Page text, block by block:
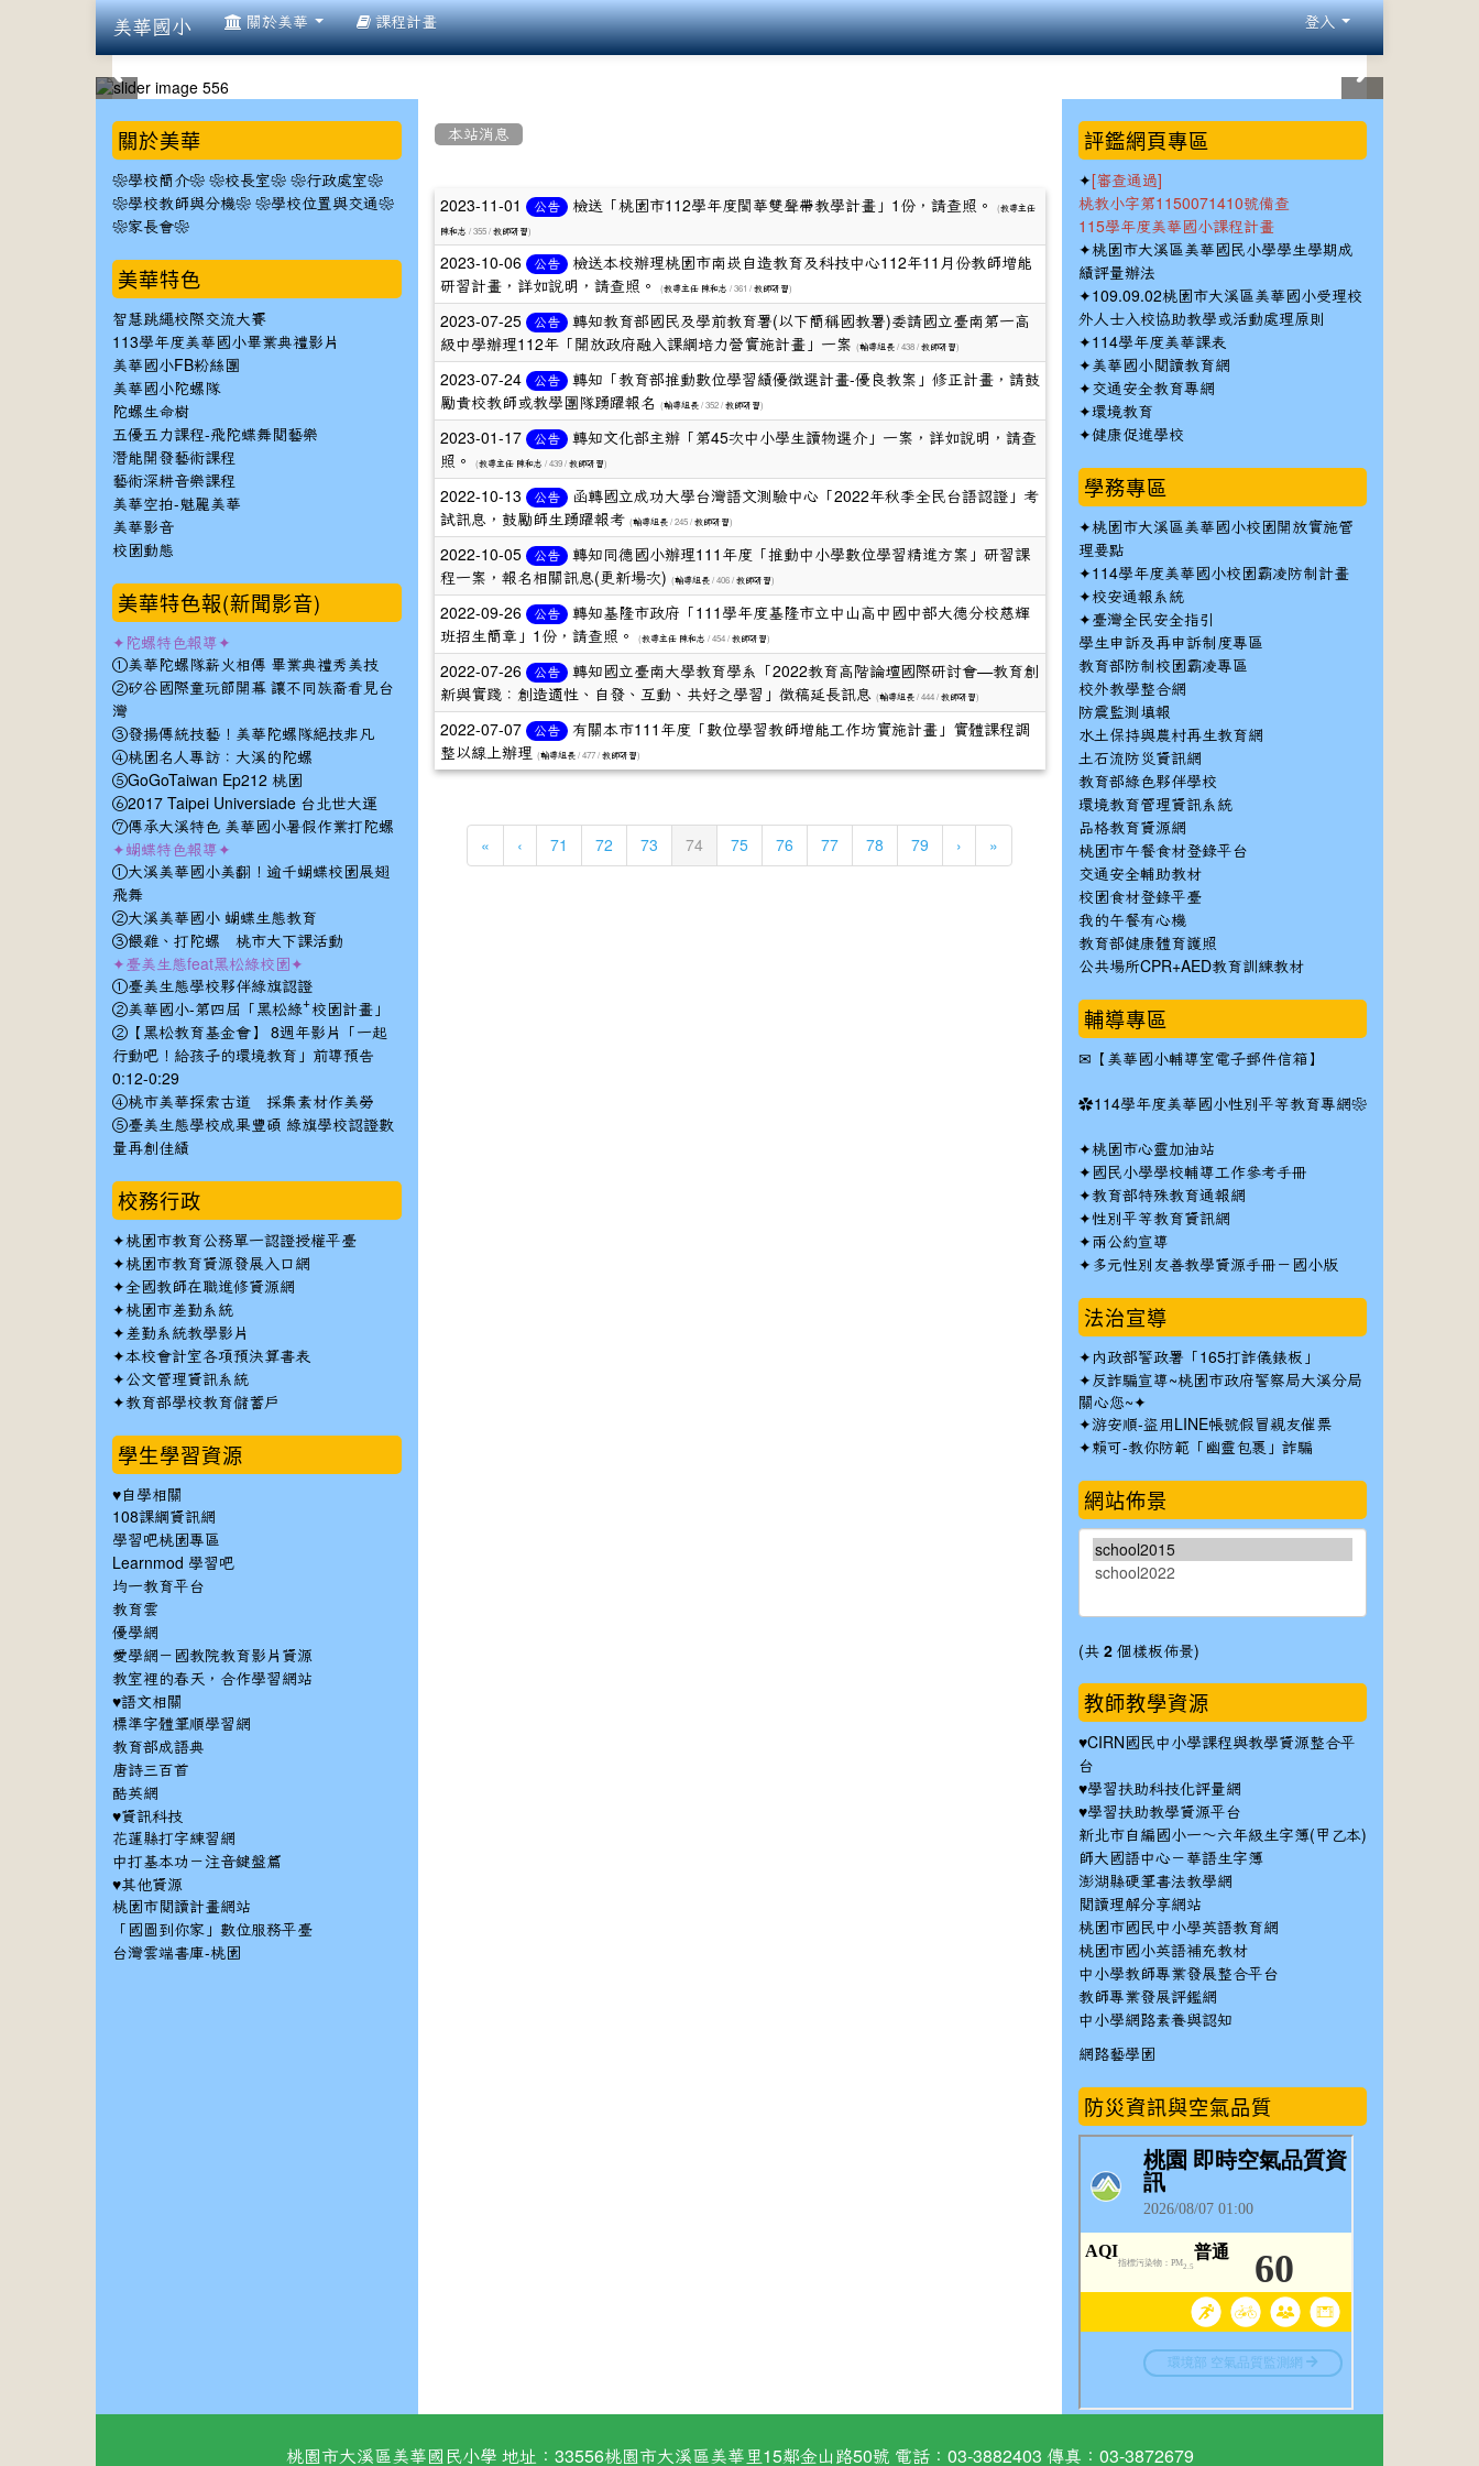
美華國小 關於美華 課程計畫 登入
本站消息
文
章
列
表
2023-11-01 公告 檢送「桃園市112學年度閩華雙聲帶教學計畫」1份，請查照。 (教導主任
陳和志 / 355 / 教師研習)
2023-10-06 公告
檢送本校辦理桃園市南崁自造教育及科技中心112年11月份教師增能
研習計畫，詳如說明，請查照。
(教導主任 陳和志 / 361 / 教師研習)
2023-07-25 公告
轉知教育部國民及學前教育署(以下簡稱國教署)委請國立臺南第一高
級中學辦理112年「開放政府融入課綱培力營實施計畫」一案 (輔導組長/ 438 / 教師研習)
2023-07-24 公告
轉知「教育部推動數位學習績優徵選計畫-優良教案」修正計畫，請鼓
勵貴校教師或教學團隊踴躍報名 (輔導組長/ 352 / 教師研習)
2023-01-17 公告
轉知文化部主辦「第45次中小學生讀物選介」一案，詳如說明，請查
照。
(教導主任 陳和志 / 439 / 教師研習)
2022-10-13 公告
函轉國立成功大學台灣語文測驗中心「2022年秋季全民台語認證」考
試訊息，鼓勵師生踴躍報考 (輔導組長/ 245 / 教師研習)
2022-10-05 公告
轉知同德國小辦理111年度「推動中小學數位學習精進方案」研習課
程一案，報名相關訊息(更新場次) (輔導組長/ 406 / 教師研習)
2022-09-26 公告
轉知基隆市政府「111學年度基隆市立中山高中國中部大德分校慈輝
班招生簡章」1份，請查照。
(教導主任 陳和志 / 454 / 教師研習)
2022-07-26 公告
轉知國立臺南大學教育學系「2022教育高階論壇國際研討會—教育創
新與實踐：創造適性、自發、互動、共好之學習」徵稿延長訊息 (輔導組長/ 444 / 教師研習)
2022-07-07 公告
有關本市111年度「數位學習教師增能工作坊實施計畫」實體課程調
整以線上辦理 (輔導組長/ 477 / 教師研習)
« ‹ 71 72 73 74(current)
75 76 77 78 79 › »
::: 關於美華
❀學校簡介❀ ❀校長室❀ ❀行政處室❀
❀學校教師與分機❀ ❀學校位置與交通❀
❀家長會❀
美華特色
智慧跳繩校際交流大賽
113學年度美華國小畢業典禮影片
美華國小FB粉絲團
美華國小陀螺隊
陀螺生命樹
五優五力課程-飛陀蝶舞閱藝樂
潛能開發藝術課程
藝術深耕音樂課程
美華空拍-魅麗美華
美華影音
校園動態
美華特色報(新聞影音)
✦陀螺特色報導✦
①美華陀螺隊薪火相傳 畢業典禮秀美技
②矽谷國際童玩節開幕 讓不同族裔看見台
灣
③發揚傳統技藝！美華陀螺隊絕技非凡
④桃園名人專訪：大溪的陀螺
⑤GoGoTaiwan Ep212 桃園
⑥2017 Taipei Universiade 台北世大運
⑦傳承大溪特色 美華國小暑假作業打陀螺
✦蝴蝶特色報導✦
①大溪美華國小美翻！逾千蝴蝶校園展翅
飛舞
②大溪美華國小 蝴蝶生態教育
③餵雞、打陀螺 桃市大下課活動
✦臺美生態feat黑松綠校園✦
①臺美生態學校夥伴綠旗認證
②美華國小-第四屆「黑松綠⁺校園計畫」
②【黑松教育基金會】 8週年影片「一起
行動吧！給孩子的環境教育」前導預告
0:12-0:29
④桃市美華探索古道 採集素材作美勞
⑤臺美生態學校成果豐碩 綠旗學校認證數
量再創佳績
校務行政
✦桃園市教育公務單一認證授權平臺
✦桃園市教育資源發展入口網
✦全國教師在職進修資源網
✦桃園市差勤系統
✦ 差勤系統教學影片
✦本校會計室各項預決算書表
✦公文管理資訊系統
✦教育部學校教育儲蓄戶
學生學習資源
♥自學相關
108課綱資訊網
學習吧桃園專區
Learnmod 學習吧
均一教育平台
教育雲
優學網
愛學網－國教院教育影片資源
教室裡的春天，合作學習網站
♥語文相關
標準字體筆順學習網
教育部成語典
唐詩三百首
酷英網
♥資訊科技
花蓮縣打字練習網
中打基本功－注音鍵盤篇
♥其他資源
桃園市閱讀計畫網站
「國圖到你家」數位服務平臺
台灣雲端書庫-桃園
::: 評鑑網頁專區
✦ [審查通過]
桃教小字第1150071410號備查
115學年度美華國小課程計畫
✦桃園市大溪區美華國民小學學生學期成
績評量辦法
✦109.09.02桃園市大溪區美華國小受理校
外人士入校協助教學或活動處理原則
✦114學年度美華課表
✦美華國小閱讀教育網
✦ 交通安全教育專網
✦環境教育
✦健康促進學校
學務專區
✦桃園市大溪區美華國小校園開放實施管
理要點
✦114學年度美華國小校園霸凌防制計畫
✦校安通報系統
✦臺灣全民安全指引
學生申訴及再申訴制度專區
教育部防制校園霸凌專區
校外教學整合網
防震監測填報
水土保持與農村再生教育網
土石流防災資訊網
教育部綠色夥伴學校
環境教育管理資訊系統
品格教育資源網
桃園市午餐食材登錄平台
交通安全輔助教材
校園食材登錄平臺
我的午餐有心機
教育部健康體育護照
公共場所CPR+AED教育訓練教材
輔導專區
✉ 【美華國小輔導室電子郵件信箱】
✿114學年度美華國小性別平等教育專網❀
✦桃園市心靈加油站
✦ 國民小學學校輔導工作參考手冊
✦教育部特殊教育通報網
✦性別平等教育資訊網
✦兩公約宣導
✦ 多元性別友善教學資源手冊－國小版
法治宣導
✦ 內政部警政署「165打詐儀錶板」
✦反詐騙宣導~桃園市政府警察局大溪分局
關心您~✦
✦游安順-盜用LINE帳號假冒親友催票
✦賴可-教你防範「幽靈包裹」詐騙
網站佈景
(共 2個樣板佈景)
教師教學資源
♥CIRN國民中小學課程與教學資源整合平
台
♥學習扶助科技化評量網
♥學習扶助教學資源平台
新北市自編國小一～六年級生字簿(甲乙本)
師大國語中心－華語生字簿
澎湖縣硬筆書法教學網
閱讀理解分享網站
桃園市國民中小學英語教育網
桃園市國小英語補充教材
中小學教師專業發展整合平台
教師專業發展評鑑網
中小學網路素養與認知
網路藝學園
防災資訊與空氣品質
桃園市大溪區美華國民小學 地址：33556桃園市大溪區美華里15鄰金山路50號 電話：03-3882403 傳真：03-3872679